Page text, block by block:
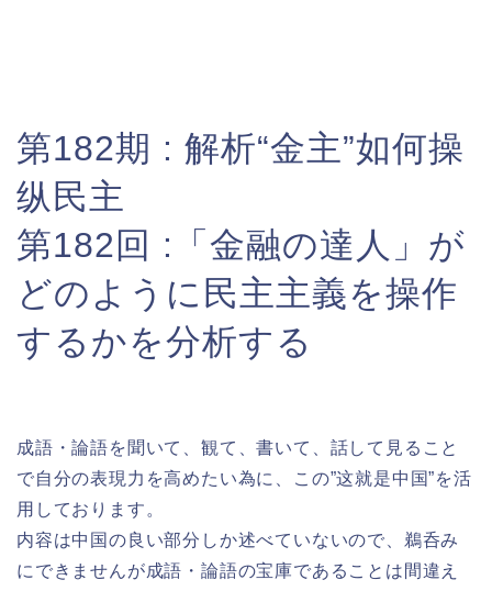
第182期 : 解析“金主”如何操
纵民主
第182回 :
「金融の達人」が
どのように民主主義を操作
するかを分析する
成語・論語を聞いて、観て、書いて、話して見ること
で自分の表現力を高めたい為に、この”这就是中国”を活
用しております。
内容は中国の良い部分しか述べていないので、鵜呑み
にできませんが成語・論語の宝庫であることは間違え